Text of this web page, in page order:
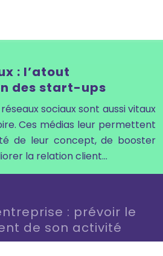
: l’atout
des start-ups
sociaux sont aussi vitaux
Ces médias leur permettent
de leur concept, de booster
la relation client…
: prévoir le
de son activité